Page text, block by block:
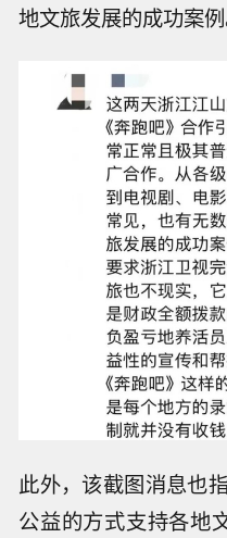
地文旅发展的成功案例
此外，该截图消息也
公益的方式支持各地